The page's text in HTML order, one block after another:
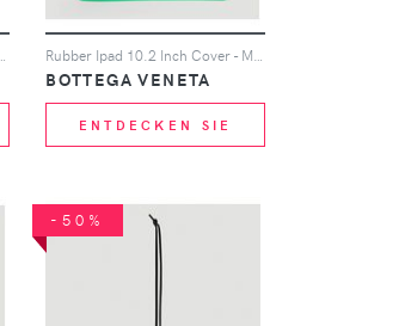
BOTTEGA VENETA
ENTDECKEN SIE
-50%